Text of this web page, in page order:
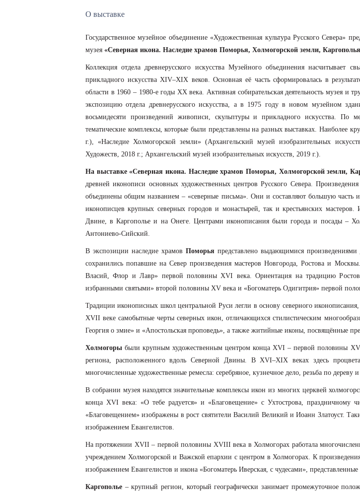
О выставке
Государственное музейное объединение «Художественная культура Русского Севера»
музея «Северная икона. Наследие храмов Поморья, Холмогорской земли,
Коллекция отдела древнерусского искусства Музейного объединения
прикладного искусства XIV–XIХ веков. Основная её часть сформировалась в
области в 1960 – 1980-е годы ХХ века. Активная собирательская деятельность музея и
экспозицию отдела древнерусского искусства, а в 1975 году в новом музейном
восьмидесяти произведений живописи, скульптуры и прикладного искусства. По
тематические комплексы, которые были представлены на разных выставках. Наиболее
г.), «Наследие Холмогорской земли» (Архангельский музей изобразительных
Художеств, 2018 г.; Архангельский музей изобразительных искусств, 2019 г.).
На выставке «Северная икона. Наследие храмов Поморья, Холмогорской земли,
древней иконописи основных художественных центров Русского Севера.
объединены общим названием – «северные письма». Они и составляют большую часть
иконописцев крупных северных городов и монастырей, так и крестьянских
Двине, в Каргополье и на Онеге. Центрами иконописания были города и посады –
Антониево-Сийский.
В экспозиции наследие храмов Поморья представлено выдающимися
сохранились попавшие на Север произведения мастеров Новгорода, Ростова и
Власий, Флор и Лавр» первой половины ХVI века. Ориентация на традицию
избранными святыми» второй половины ХV века и «Богоматерь Одигитрия» первой
Традиции иконописных школ центральной Руси легли в основу северного
ХVII веке самобытные черты северных икон, отличающихся стилистическим
Георгия о змие» и «Апостольская проповедь», а также житийные иконы, посвящённые
Холмогоры были крупным художественным центром конца ХVI – первой половины
региона, расположенного вдоль Северной Двины. В ХVI–ХIХ веках здесь
многочисленные художественные ремесла: серебряное, кузнечное дело, резьба по дереву и
В собрании музея находятся значительные комплексы икон из многих церквей
конца XVI века: «О тебе радуется» и «Благовещение» с Ухтострова, праздничному
«Благовещением» изображены в рост святители Василий Великий и Иоанн Златоуст.
изображением Евангелистов.
На протяжении ХVII – первой половины ХVIII века в Холмогорах работала
учреждением Холмогорской и Важской епархии с центром в Холмогорах. К
изображением Евангелистов и икона «Богоматерь Иверская, с чудесами», представленные
Каргополье – крупный регион, который географически занимает промежуточное